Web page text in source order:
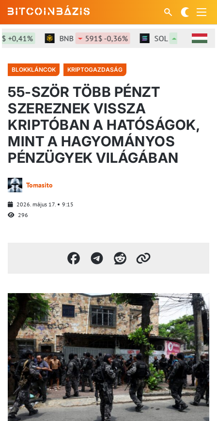
BNB 591$ -0,36% SOL 73,91$ +1,56%
BLOKKLÁNCOK KRIPTOGAZDASÁG
55-SZÖR TÖBB PÉNZT
SZEREZNEK VISSZA
KRIPTÓBAN A HATÓSÁGOK,
MINT A HAGYOMÁNYOS
PÉNZÜGYEK VILÁGÁBAN
Tomasito
2026. május 17.
9:15
296